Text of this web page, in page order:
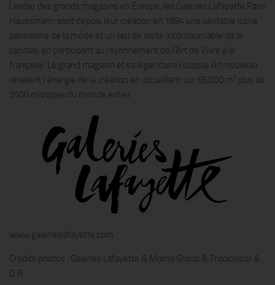
Leader des grands magasins en Europe, les Galeries Lafayette Paris
Haussmann sont depuis leur création en 1894 une véritable icône
parisienne de la mode et un lieu de visite incontournable de la
capitale, en participant au rayonnement de l’Art de Vivre à la
française. Le grand magasin et sa légendaire coupole Art nouveau
révèlent l’énergie de la création en accueillant sur 65.000 m² plus de
3500 marques du monde entier.
www.galerieslafayette.com
Crédits photos : Galeries Lafayette & Moma Group & Tripadvisor &
D.R